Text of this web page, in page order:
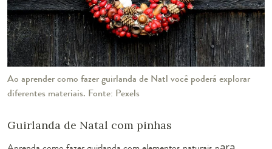
Ao aprender como fazer guirlanda de Natl você poderá explorar
diferentes materiais. Fonte: Pexels
Guirlanda de Natal com pinhas